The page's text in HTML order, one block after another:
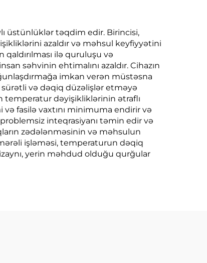
üstünlüklər təqdim edir. Birincisi,
azaldır və məhsul keyfiyyətini
ilə quruluşu və
səhvinin ehtimalını azaldır. Cihazın
imkan verən müstəsna
sürətli və dəqiq düzəlişlər etməyə
temperatur dəyişikliklərinin ətraflı
fasilə vaxtını minimuma endirir və
inteqrasiyanı təmin edir və
zədələnməsinin və məhsulun
işləməsi, temperaturun dəqiq
yerin məhdud olduğu qurğular